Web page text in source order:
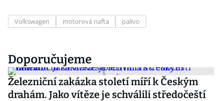
Volkswagen motorová nafta palivo
Doporučujeme
Železniční zakázka století míří k Českým
drahám. Jako vítěze je schválili středočeští